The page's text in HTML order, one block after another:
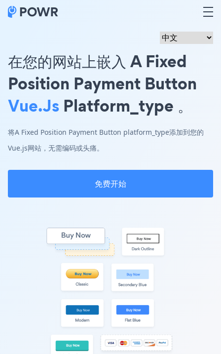
在您的网站上嵌入 A Fixed
Position Payment Button
Vue.js Platform_type 。
将A Fixed Position Payment Button platform_type添加到您的
Vue.js网站，无需编码或头痛。
免费开始